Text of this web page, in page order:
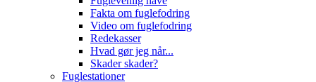
Fakta om fuglefodring
Video om fuglefodring
Redekasser
Hvad gør jeg når...
Skader skader?
Fuglestationer